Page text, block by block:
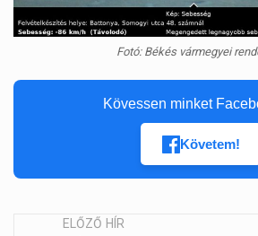
Fotó: Békés vármegyei
Kövessen minket
Követem!
ELŐZŐ HÍR